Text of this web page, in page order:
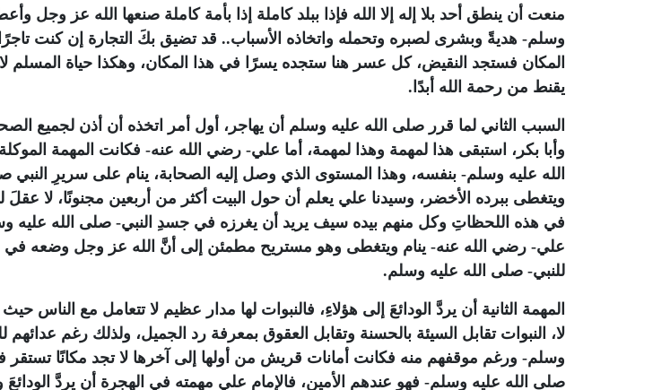
منعت أن ينطق أحد بلا إله إلا الله فإذا ببلد كاملة إذا بأمة كاملة صنعها الله عز وجل
وسلم- هديةً وبشرى لصبره وتحمله واتخاذه الأسباب.. قد تضيق بكَ التجارة إن كنت
المكان فستجد النقيض، كل عسر هنا ستجده يسرًا في هذا المكان، وهكذا حياة المسلم
يقنط من رحمة الله أبدًا.
السبب الثاني لما قرر صلى الله عليه وسلم أن يهاجر، أول أمر اتخذه أن أذن لجميع
وأبا بكر، استبقى هذا لمهمة وهذا لمهمة، أما علي- رضي الله عنه- فكانت المهمة
الله عليه وسلم- بنفسه، وهذا المستوى الذي وصل إليه الصحابة، ينام على سريرِ النبي
ويتغطى ببرده الأخضر، وسيدنا علي يعلم أن حول البيت أكثر من أربعين مجنونًا، لا
في هذه اللحظاتِ وكل منهم بيده سيف يريد أن يغرزه في جسدِ النبي- صلى الله عليه
علي- رضي الله عنه- ينام ويتغطى وهو مستريح مطمئن إلى أنَّ الله عز وجل وضعه في
للنبي- صلى الله عليه وسلم.
المهمة الثانية أن يردَّ الودائعَ إلى هؤلاءِ، فالنبوات لها مدار عظيم لا تتعامل مع الناس
لا، النبوات تقابل السيئة بالحسنة وتقابل العقوق بمعرفة رد الجميل، ولذلك رغم عدائهم
وسلم- ورغم موقفهم منه فكانت أمانات قريش من أولها إلى آخرها لا تجد مكانًا تستقر
صلى الله عليه وسلم- فهو عندهم الأمين، فالإمام علي مهمته في الهجرة أن يردَّ